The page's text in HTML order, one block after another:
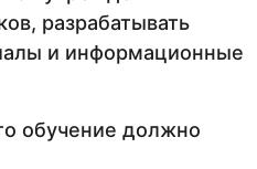
разрабатывать
и информационные
обучение должно